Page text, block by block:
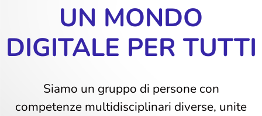
UN MONDO
DIGITALE PER TUTTI
Siamo un gruppo di persone con
competenze multidisciplinari diverse, unite